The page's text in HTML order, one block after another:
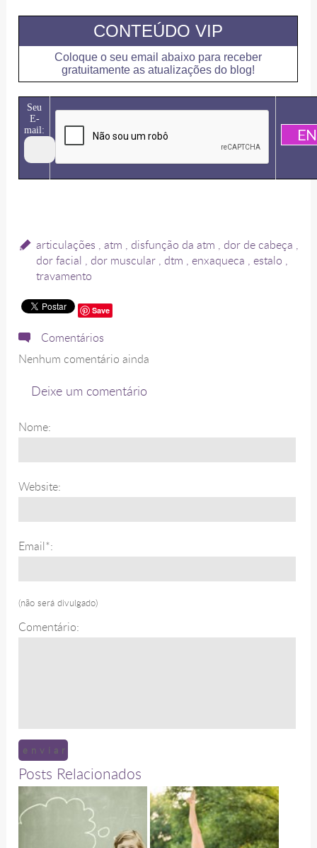
CONTEÚDO VIP
Coloque o seu email abaixo para receber
gratuitamente as atualizações do blog!
Seu
E-
mail:
articulações ,atm , disfunção da atm , dor de cabeça ,
dor facial , dor muscular , dtm ,enxaqueca ,estalo ,
travamento
Save
Comentários
Nenhum comentário ainda
Deixe um comentário
Nome:
Website:
Email*:
(não será divulgado)
Comentário:
Posts Relacionados